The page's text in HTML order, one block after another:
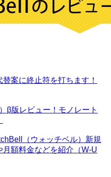
案に終止符を打ちます！
β版レビュー！モノレート
（ウォッチベル）新規
額料金などを紹介（W-U